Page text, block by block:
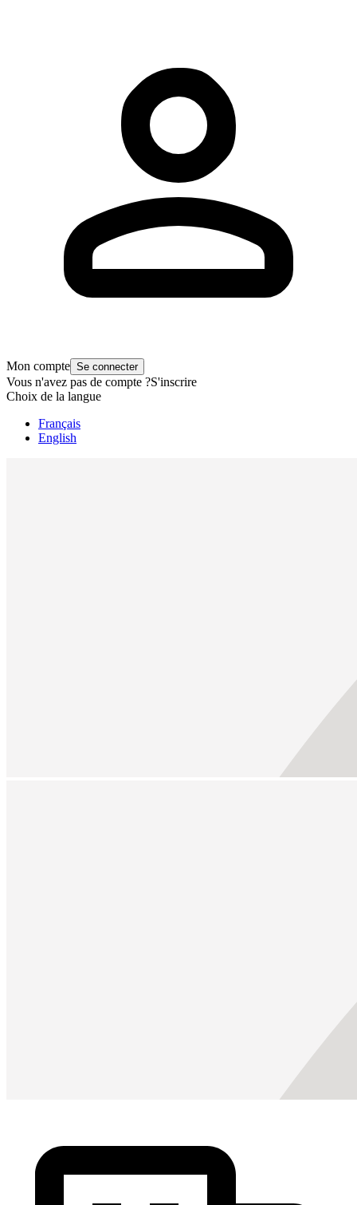
Mon compte Se connecter
Vous n'avez pas de compte ?S'inscrire
Choix de la langue
Français
English